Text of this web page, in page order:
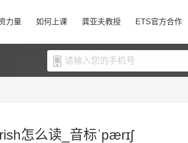
力量 如何上课 龚亚夫教授 ETS官方合作
怎么读_音标ˈpærɪʃ